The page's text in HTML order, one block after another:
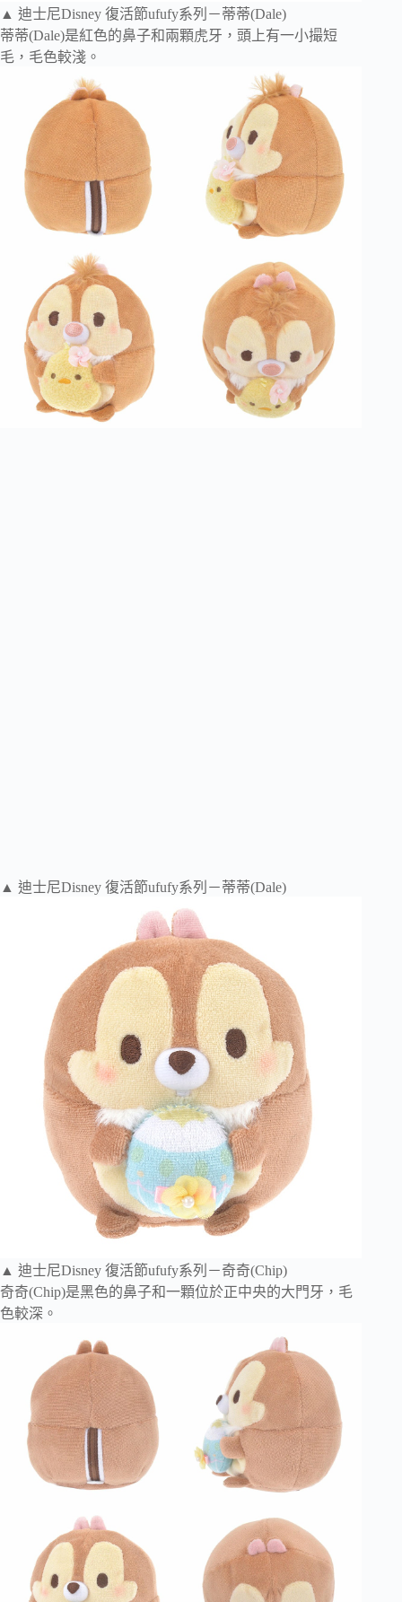
▲ 迪士尼Disney 復活節ufufy系列－蒂蒂(Dale)
蒂蒂(Dale)是紅色的鼻子和兩顆虎牙，頭上有一小撮短
毛，毛色較淺。
▲ 迪士尼Disney 復活節ufufy系列－蒂蒂(Dale)
▲ 迪士尼Disney 復活節ufufy系列－奇奇(Chip)
奇奇(Chip)是黑色的鼻子和一顆位於正中央的大門牙，毛
色較深。